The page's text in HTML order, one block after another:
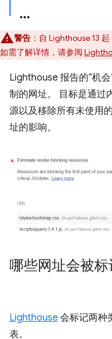
警告 ：自 Lighthouse 13
如需了解详情，请参阅
Lighthouse 报告的“机
制的网址。 目标是通过
源以及移除所有未使用
址的影响。
哪些网址会被
Lighthouse 会标记两种
表。